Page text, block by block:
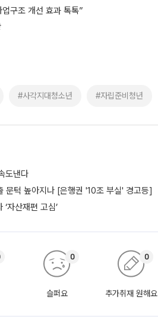
구조 개선 효과 톡톡”
#사각지대청소년 #자립준비청년
도낸다
문턱 높아지나 [은행권 '10조 부실' 경고등]
자산재편 고심’
슬퍼요
0
추가취재 원해요
0